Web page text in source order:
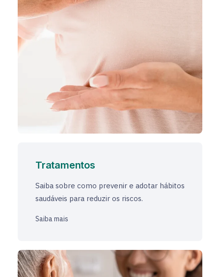
Tratamentos
Saiba sobre como prevenir e adotar hábitos
saudáveis para reduzir os riscos.
Saiba mais